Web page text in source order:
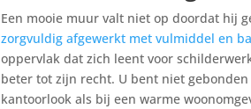
Een mooie muur valt niet op doordat hij
zorgvuldig afgewerkt met vulmiddel en
oppervlak dat zich leent voor
beter tot zijn recht. U bent niet
kantoorlook als bij een warme